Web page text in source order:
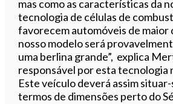
mas como as características da
tecnologia de células de
favorecem automóveis de maior
nosso modelo será
uma berlina grande”, explica
responsável por esta tecnologia
Este veículo deverá assim
termos de dimensões perto do